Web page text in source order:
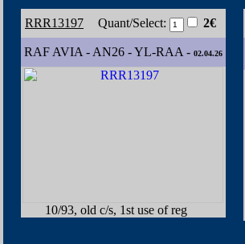
RRR13197 Quant/Select: 2€
RAF AVIA - AN26 - YL-RAA - 02.04.26
10/93, old c/s, 1st use of reg